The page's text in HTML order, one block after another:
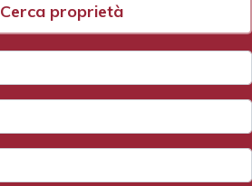
Cerca proprietà